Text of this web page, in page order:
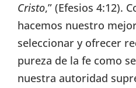
Cristo,” (Efesios 4:12).
hacemos nuestro
seleccionar y ofrecer
pureza de la fe como
nuestra autoridad